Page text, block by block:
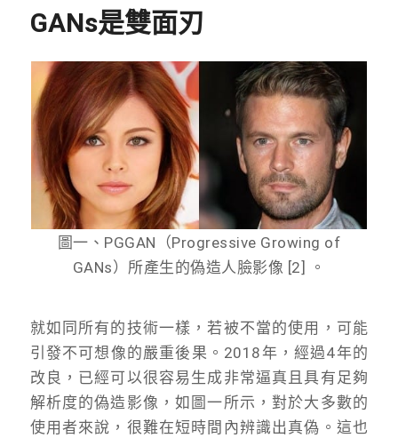
GANs是雙面刃
圖一、PGGAN（Progressive Growing of
GANs）所產生的偽造人臉影像 [2] 。
就如同所有的技術一樣，若被不當的使用，可能
引發不可想像的嚴重後果。2018年，經過4年的
改良，已經可以很容易生成非常逼真且具有足夠
解析度的偽造影像，如圖一所示，對於大多數的
使用者來說，很難在短時間內辨識出真偽。這也